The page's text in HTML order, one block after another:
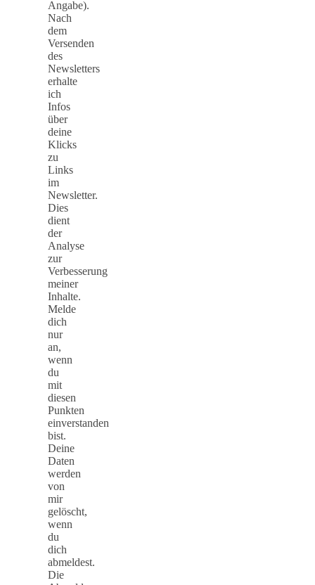
Angabe).
Nach
dem
Versenden
des
Newsletters
erhalte
ich
Infos
über
deine
Klicks
zu
Links
im
Newsletter.
Dies
dient
der
Analyse
zur
Verbesserung
meiner
Inhalte.
Melde
dich
nur
an,
wenn
du
mit
diesen
Punkten
einverstanden
bist.
Deine
Daten
werden
von
mir
gelöscht,
wenn
du
dich
abmeldest.
Die